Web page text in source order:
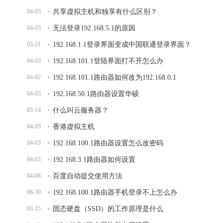
04-03 共享虚拟主机和独享有什么区别？
04-03 无法登录192.168.5.1的原因
05-31 192.168.1.1登录界面变成中国联通登录界面？
04-03 192.168.101.1登陆界面打不开怎么办
04-02 192.168.101.1路由器如何改为192.168.0.1
04-03 192.168.50.1路由器设置华硕
03-14 什么叫云服务器？
04-03 香港虚拟主机
04-03 192.168.100.1路由器设置怎么改密码
04-03 192.168.3.1路由器如何设置
04-08 百度自动提交使用方法
06-30 192.168.100.1路由器手机登录不上怎么办
03-15 固态硬盘（SSD）的工作原理是什么